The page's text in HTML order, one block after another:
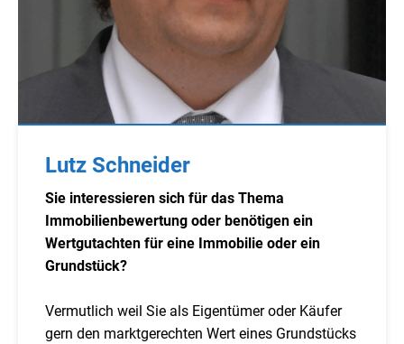
Lutz Schneider
Sie interessieren sich für das Thema
Immobilienbewertung oder benötigen ein
Wertgutachten für eine Immobilie oder ein
Grundstück?
Vermutlich weil Sie als Eigentümer oder Käufer
gern den marktgerechten Wert eines Grundstücks